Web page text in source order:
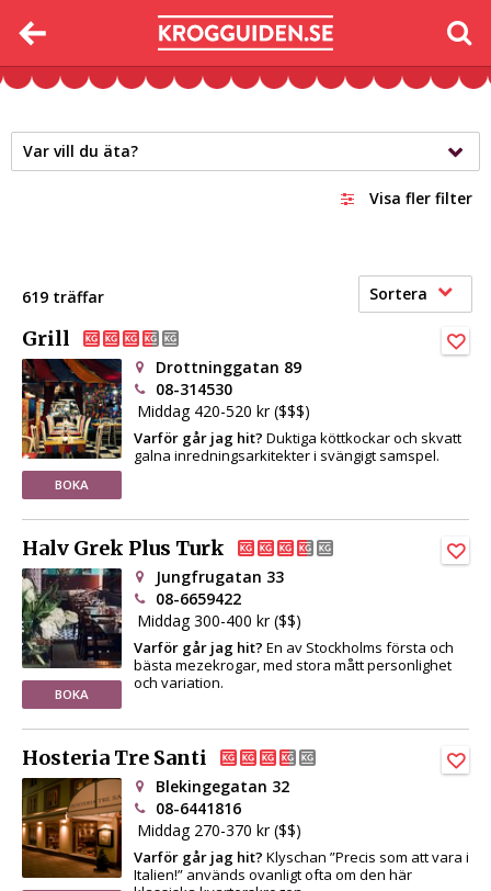
Var vill du äta?
Visa fler filter
619 träffar Sortera
Grill
BOKA
Drottninggatan 89
08-314530
Middag 420-520 kr ($$$)
Varför går jag hit? Duktiga köttkockar och skvatt
galna inredningsarkitekter i svängigt samspel.
Halv Grek Plus Turk
BOKA
Jungfrugatan 33
08-6659422
Middag 300-400 kr ($$)
Varför går jag hit? En av Stockholms första och
bästa mezekrogar, med stora mått personlighet
och variation.
Hosteria Tre Santi
Blekingegatan 32
08-6441816
Middag 270-370 kr ($$)
Varför går jag hit? Klyschan ”Precis som att vara i
Italien!” används ovanligt ofta om den här